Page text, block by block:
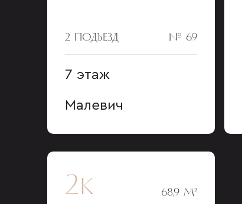
2 ПОДЪЕЗД № 69
7 этаж
Малевич
2к 68,9 М²